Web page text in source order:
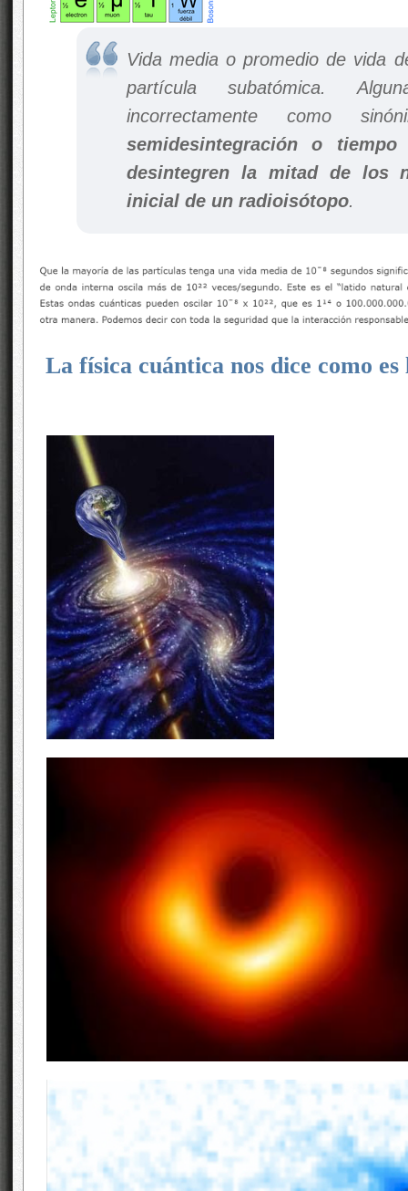
Vida media o promedio de vida
partícula subatómica.
incorrectamente como
semidesintegración o
desintegren la mitad de los
inicial de un radioisótopo.
La física cuántica nos dice como